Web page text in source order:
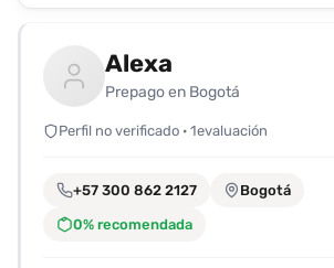
registrarte
guardar
favoritas
para
fácilmente.
Alexa
Prepago en Bogotá
Perfil no verificado · 1evaluación
+57 300 862 2127 Bogotá
0% recomendada